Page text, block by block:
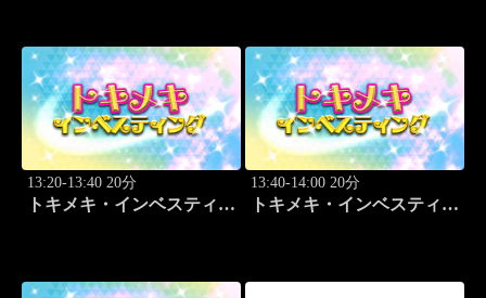
13:20-13:40 20分
トキメキ・インベスティン
13:40-14:00 20分
トキメキ・インベスティン